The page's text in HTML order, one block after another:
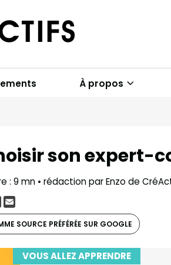
À propos
son expert-
: 9 mn • rédaction par Enzo de
LinkedIn
SOURCE PRÉFÉRÉE SUR GOOGLE
VOUS ALLEZ APPRENDRE